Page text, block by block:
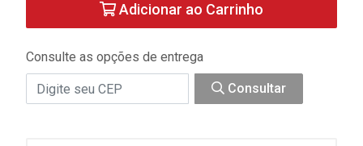
Adicionar ao Carrinho
Consulte as opções de entrega
Consultar